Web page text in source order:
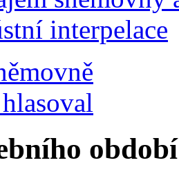
interpelace
období